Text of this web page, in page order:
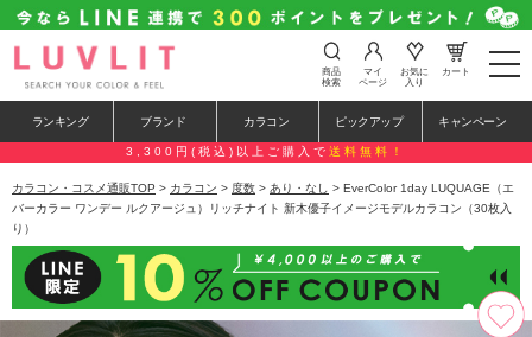
t
o
e
n
a
v
t
i
o
n
商品
検索
マイ
ページ
お気に
入り
カート
ランキング ブランド カラコン ピックアップ キャンペーン
3,300円(税込)以上ご購入で 送料無料！
カラコン・コスメ通販TOP > カラコン > 度数 > あり・なし
> EverColor 1day LUQUAGE（エ
バーカラー ワンデー ルクアージュ）リッチナイト 新木優子イメージモデルカラコン（30枚入
り）